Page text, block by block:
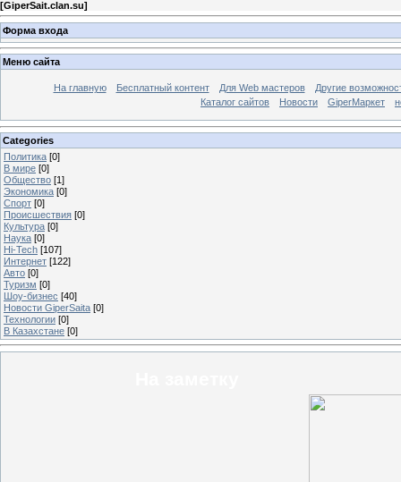
[GiperSait.clan.su]
Форма входа
Меню сайта
На главную Бесплатный контент Для Web мастеров
Другие
Каталог сайтов
Новости GiperМаркет
Categories
Политика [0]
В мире [0]
Общество [1]
Экономика [0]
Спорт [0]
Происшествия [0]
Культура [0]
Наука [0]
Hi-Tech [107]
Интернет [122]
Авто [0]
Туризм [0]
Шоу-бизнес [40]
Новости GiperSaita [0]
Технологии [0]
В Казахстане [0]